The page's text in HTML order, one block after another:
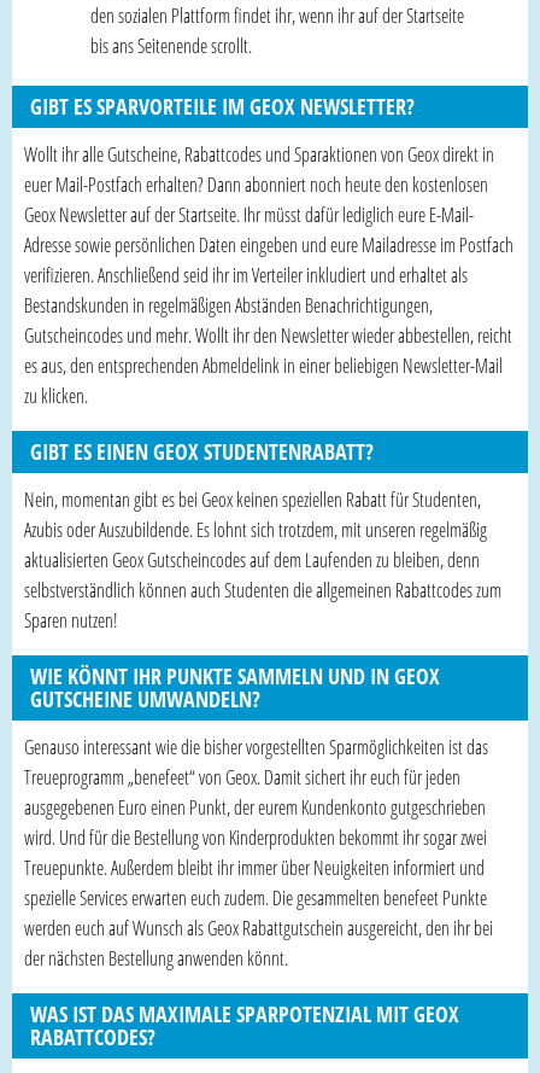
den sozialen Plattform findet ihr, wenn ihr auf der Startseite
bis ans Seitenende scrollt.
GIBT ES SPARVORTEILE IM GEOX NEWSLETTER?
Wollt ihr alle Gutscheine, Rabattcodes und Sparaktionen von Geox direkt in
euer Mail-Postfach erhalten? Dann abonniert noch heute den kostenlosen
Geox Newsletter auf der Startseite. Ihr müsst dafür lediglich eure E-Mail-
Adresse sowie persönlichen Daten eingeben und eure Mailadresse im Postfach
verifizieren. Anschließend seid ihr im Verteiler inkludiert und erhaltet als
Bestandskunden in regelmäßigen Abständen Benachrichtigungen,
Gutscheincodes und mehr. Wollt ihr den Newsletter wieder abbestellen, reicht
es aus, den entsprechenden Abmeldelink in einer beliebigen Newsletter-Mail
zu klicken.
GIBT ES EINEN GEOX STUDENTENRABATT?
Nein, momentan gibt es bei Geox keinen speziellen Rabatt für Studenten,
Azubis oder Auszubildende. Es lohnt sich trotzdem, mit unseren regelmäßig
aktualisierten Geox Gutscheincodes auf dem Laufenden zu bleiben, denn
selbstverständlich können auch Studenten die allgemeinen Rabattcodes zum
Sparen nutzen!
WIE KÖNNT IHR PUNKTE SAMMELN UND IN GEOX
GUTSCHEINE UMWANDELN?
Genauso interessant wie die bisher vorgestellten Sparmöglichkeiten ist das
Treueprogramm „benefeet“ von Geox. Damit sichert ihr euch für jeden
ausgegebenen Euro einen Punkt, der eurem Kundenkonto gutgeschrieben
wird. Und für die Bestellung von Kinderprodukten bekommt ihr sogar zwei
Treuepunkte. Außerdem bleibt ihr immer über Neuigkeiten informiert und
spezielle Services erwarten euch zudem. Die gesammelten benefeet Punkte
werden euch auf Wunsch als Geox Rabattgutschein ausgereicht, den ihr bei
der nächsten Bestellung anwenden könnt.
WAS IST DAS MAXIMALE SPARPOTENZIAL MIT GEOX
RABATTCODES?